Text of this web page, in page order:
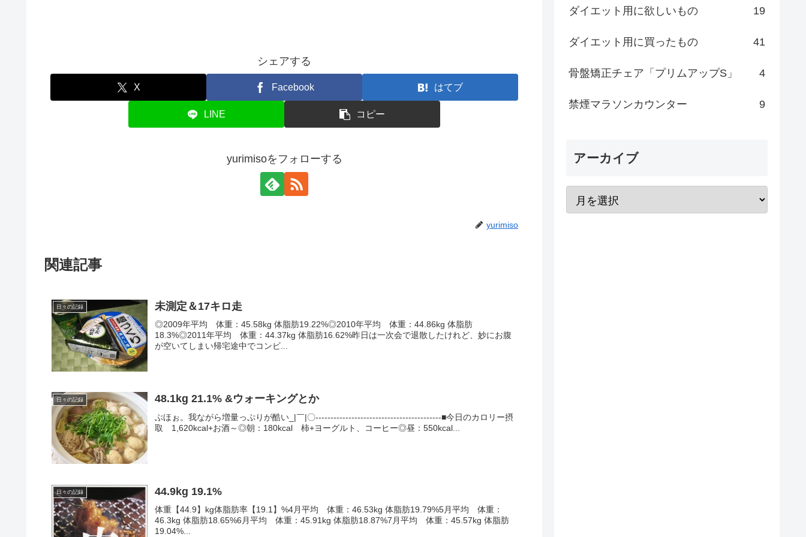
シェアする
X Facebook はてブ
LINE コピー
yurimisoをフォローする
yurimiso
関連記事
日々の記録 未測定＆17キロ走
◎2009年平均 体重：45.58kg 体脂肪19.22%◎2010年平均 体重：44.86kg 体脂肪
18.3%◎2011年平均 体重：44.37kg 体脂肪16.62%昨日は一次会で退散したけれど、妙にお腹
が空いてしまい帰宅途中でコンビ...
日々の記録 48.1kg 21.1% &ウォーキングとか
ぶほぉ。我ながら増量っぷりが酷い_|￣|〇------------------------------------------■今日のカロリー摂
取 1,620kcal+お酒～◎朝：180kcal 柿+ヨーグルト、コーヒー◎昼：550kcal...
日々の記録 44.9kg 19.1%
体重【44.9】kg体脂肪率【19.1】%4月平均 体重：46.53kg 体脂肪19.79%5月平均 体重：
46.3kg 体脂肪18.65%6月平均 体重：45.91kg 体脂肪18.87%7月平均 体重：45.57kg 体脂肪
19.04%...
ダイエット用に欲しいもの 19
ダイエット用に買ったもの 41
骨盤矯正チェア「プリムアップS」 4
禁煙マラソンカウンター 9
アーカイブ